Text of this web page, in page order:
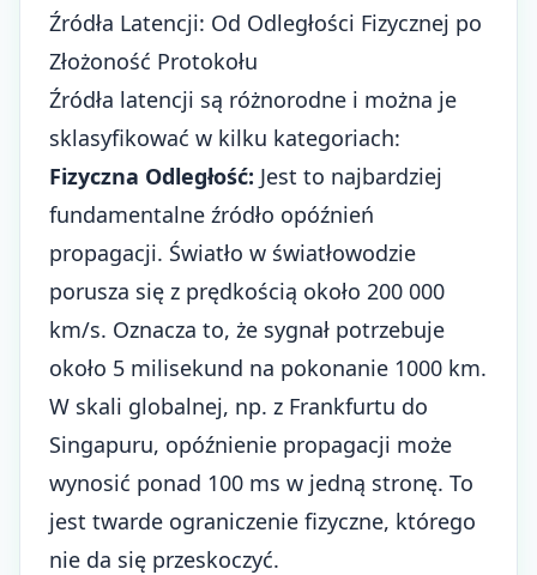
Źródła Latencji: Od Odległości Fizycznej po
Złożoność Protokołu
Źródła latencji są różnorodne i można je
sklasyfikować w kilku kategoriach:
Fizyczna Odległość: Jest to najbardziej
fundamentalne źródło opóźnień
propagacji. Światło w światłowodzie
porusza się z prędkością około 200 000
km/s. Oznacza to, że sygnał potrzebuje
około 5 milisekund na pokonanie 1000 km.
W skali globalnej, np. z Frankfurtu do
Singapuru, opóźnienie propagacji może
wynosić ponad 100 ms w jedną stronę. To
jest twarde ograniczenie fizyczne, którego
nie da się przeskoczyć.